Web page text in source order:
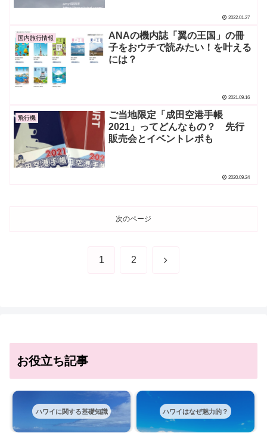
2022.01.27
国内旅行情報
ANAの機内誌「翼の王国」の冊
子をおウチで読みたい！を叶える
には？
2021.09.16
飛行機
ご当地限定「成田空港手帳
2021」ってどんなもの？ 先行
販売会とイベントレポも
2020.09.24
次のページ
1 2 次
お役立ち記事
ハワイに関する基礎知識 ハワイはなぜ魅力的？